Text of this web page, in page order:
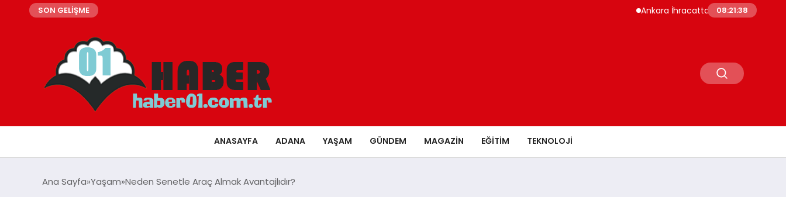
SON GELİŞME Ankara İhracatta Rekor Kırdı Yedi Ayda
08:21:39
ANASAYFA ADANA YAŞAM GÜNDEM MAGAZIN EĞITIM TEKNOLOJI
Ana Sayfa Yaşam Neden Senetle Araç Almak Avantajlıdır?